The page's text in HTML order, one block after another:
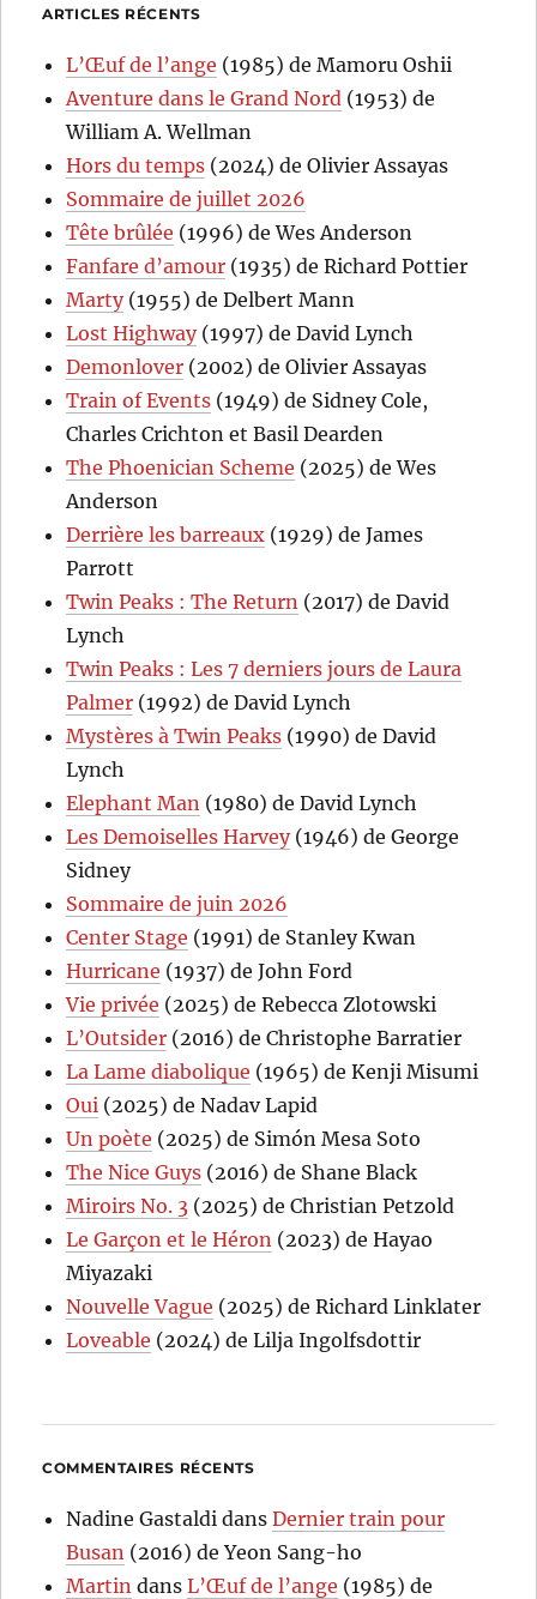
ARTICLES RÉCENTS
L’Œuf de l’ange (1985) de Mamoru Oshii
Aventure dans le Grand Nord (1953) de
William A. Wellman
Hors du temps (2024) de Olivier Assayas
Sommaire de juillet 2026
Tête brûlée (1996) de Wes Anderson
Fanfare d’amour (1935) de Richard Pottier
Marty(1955) de Delbert Mann
Lost Highway(1997) de David Lynch
Demonlover (2002) de Olivier Assayas
Train of Events (1949) de Sidney Cole,
Charles Crichton et Basil Dearden
The Phoenician Scheme (2025) de Wes
Anderson
Derrière les barreaux (1929) de James
Parrott
Twin Peaks : The Return (2017) de David
Lynch
Twin Peaks : Les 7 derniers jours de Laura
Palmer (1992) de David Lynch
Mystères à Twin Peaks (1990) de David
Lynch
Elephant Man (1980) de David Lynch
Les Demoiselles Harvey(1946) de George
Sidney
Sommaire de juin 2026
Center Stage (1991) de Stanley Kwan
Hurricane (1937) de John Ford
Vie privée (2025) de Rebecca Zlotowski
L’Outsider (2016) de Christophe Barratier
La Lame diabolique (1965) de Kenji Misumi
Oui (2025) de Nadav Lapid
Un poète (2025) de Simón Mesa Soto
The Nice Guys (2016) de Shane Black
Miroirs No. 3 (2025) de Christian Petzold
Le Garçon et le Héron (2023) de Hayao
Miyazaki
Nouvelle Vague (2025) de Richard Linklater
Loveable (2024) de Lilja Ingolfsdottir
COMMENTAIRES RÉCENTS
Nadine Gastaldi dansDernier train pour
Busan (2016) de Yeon Sang-ho
Martin dansL’Œuf de l’ange (1985) de